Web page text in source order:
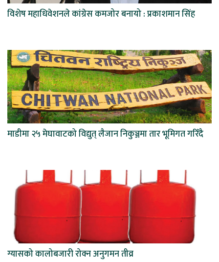
विशेष महाधिवेशनले कांग्रेस कमजोर बनायो : प्रकाशमान सिंह
माडीमा २५ मेघावाटको विद्युत् लैजान निकुञ्जमा तार भूमिगत गरिँदै
ग्यासको कालोबजारी रोक्न अनुगमन तीव्र